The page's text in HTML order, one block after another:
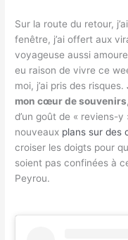
Sur la route du retour,
fenêtre, j’ai offert aux
voyageuse aussi
eu raison de vivre ce
moi, j’ai pris des risques.
mon cœur de souvenirs
d’un goût de « reviens-y
nouveaux plans sur des
croiser les doigts pour
soient pas confinées à
Peyrou.